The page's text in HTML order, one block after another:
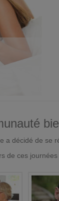
décidé de se
de ces